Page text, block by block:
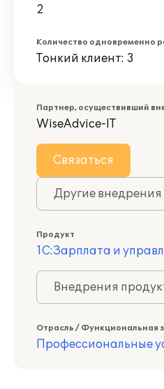
2
Количество одновременно
Тонкий клиент: 3
Партнер, осуществивший
WiseAdvice-IT
Связаться
Другие
Продукт
1С:Зарплата и
Внедрения
Отрасль / Функциональная
Профессиональные